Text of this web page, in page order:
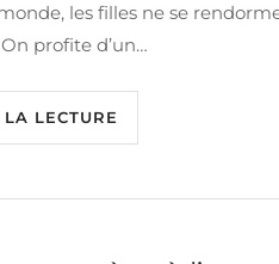
les filles ne se
profite d’un…
LECTURE